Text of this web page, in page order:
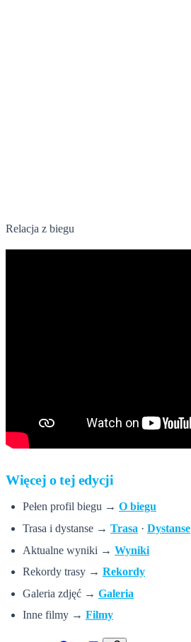
Relacja z biegu
Więcej o tej edycji
Pełen profil biegu → O biegu
Trasa i dystanse → Trasa · Dystanse
Aktualne wyniki → Wyniki
Rekordy trasy → Rekordy
Galeria zdjęć → Galeria
Inne filmy → Filmy